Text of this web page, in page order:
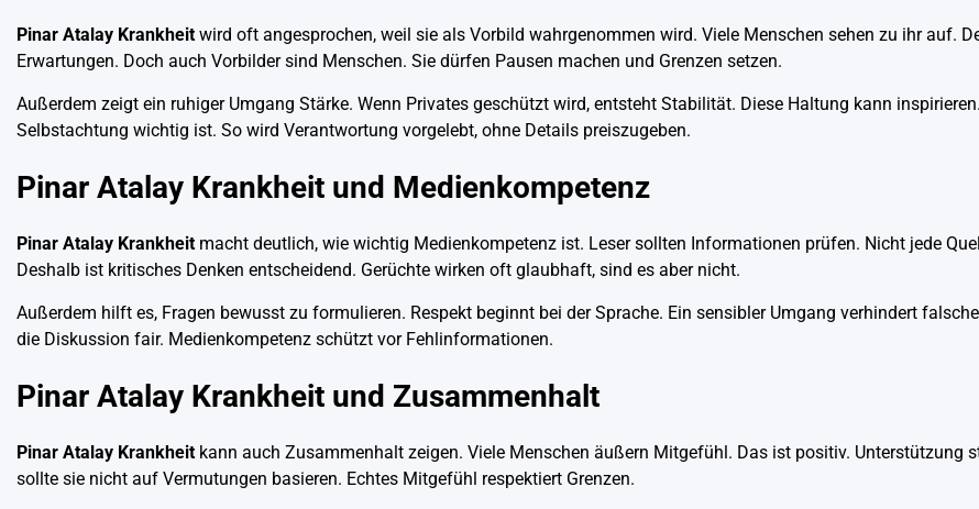
Pinar Atalay Krankheit wird oft angesprochen, weil sie als Vorbild wahrgenommen wird. Viele Menschen sehen zu ihr auf.
Erwartungen. Doch auch Vorbilder sind Menschen. Sie dürfen Pausen machen und Grenzen setzen.
Außerdem zeigt ein ruhiger Umgang Stärke. Wenn Privates geschützt wird, entsteht Stabilität. Diese Haltung kann
Selbstachtung wichtig ist. So wird Verantwortung vorgelebt, ohne Details preiszugeben.
Pinar Atalay Krankheit und Medienkompetenz
Pinar Atalay Krankheit macht deutlich, wie wichtig Medienkompetenz ist. Leser sollten Informationen prüfen. Nicht jede
Deshalb ist kritisches Denken entscheidend. Gerüchte wirken oft glaubhaft, sind es aber nicht.
Außerdem hilft es, Fragen bewusst zu formulieren. Respekt beginnt bei der Sprache. Ein sensibler Umgang verhindert
die Diskussion fair. Medienkompetenz schützt vor Fehlinformationen.
Pinar Atalay Krankheit und Zusammenhalt
Pinar Atalay Krankheit kann auch Zusammenhalt zeigen. Viele Menschen äußern Mitgefühl. Das ist positiv. Unterstützung
sollte sie nicht auf Vermutungen basieren. Echtes Mitgefühl respektiert Grenzen.